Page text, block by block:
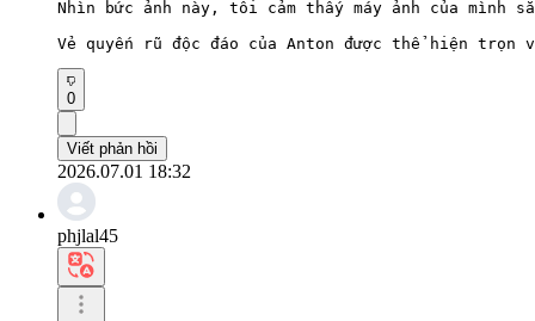
Nhìn bức ảnh này, tôi cảm thấy máy ảnh của mình
Vẻ quyến rũ độc đáo của Anton được thể hiện trọn
0
Viết phản hồi
2026.07.01 18:32
phjlal45